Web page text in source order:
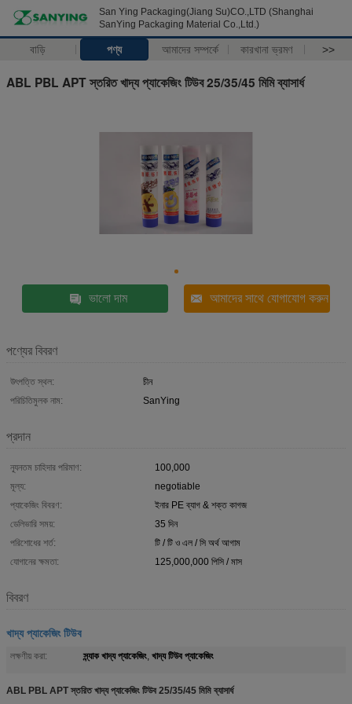
San Ying Packaging(Jiang Su)CO.,LTD (Shanghai
SanYing Packaging Material Co.,Ltd.)
বাড়ি পণ্য আমাদের সম্পর্কে কারখানা ভ্রমণ >>
ABL PBL APT স্তরিত খাদ্য প্যাকেজিং টিউব 25/35/45 মিমি ব্যাসার্ধ
ভালো দাম আমাদের সাথে যোগাযোগ করুন
পণ্যের বিবরণ
উৎপত্তি স্থল:
চীন
পরিচিতিমুলক নাম:
SanYing
প্রদান
ন্যূনতম চাহিদার পরিমাণ:
100,000
মূল্য:
negotiable
প্যাকেজিং বিবরণ:
ইনার PE ব্যাগ & শক্ত কাগজ
ডেলিভারি সময়:
35 দিন
পরিশোধের শর্ত:
টি / টি ও এল / সি অর্থ আগাম
যোগানের ক্ষমতা:
125,000,000 পিসি / মাস
বিবরণ
খাদ্য প্যাকেজিং টিউব
লক্ষণীয় করা: স্ন্যাক খাদ্য প্যাকেজিং, খাদ্য টিউব প্যাকেজিং
ABL PBL APT স্তরিত খাদ্য প্যাকেজিং টিউব 25/35/45 মিমি ব্যাসার্ধ